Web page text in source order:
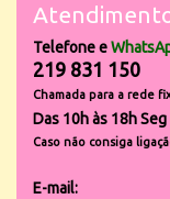
Telefone e
219 831 150
Chamada para a rede
Das 10h às 18h Seg
Caso não consiga
E-mail: